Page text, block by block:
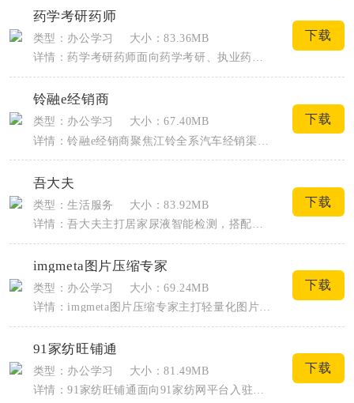
药学考研药师
类型：办公学习
大小：83.36MB
详情：药学考研药师面向药学考研、执业药师备考人群搭建完整线上复习渠道，覆盖药理学、...
下载
铃融e经销商
类型：办公学习
大小：67.40MB
下载
吾大夫
类型：生活服务
大小：83.92MB
下载
imgmeta图片压缩专家
类型：办公学习
大小：69.24MB
下载
91家纺旺铺通
类型：办公学习
大小：81.49MB
详情：91家纺旺铺通面向91家纺网平台入驻供货商家打造移动端经营管理工具，深度贴合...
下载